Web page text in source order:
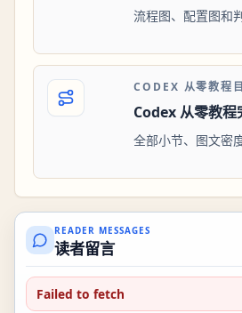
流程图、配置图和
CODEX 从零教程
Codex 从零教程
全部小节、图文密
READER MESSAGES
读者留言
Failed to fetch